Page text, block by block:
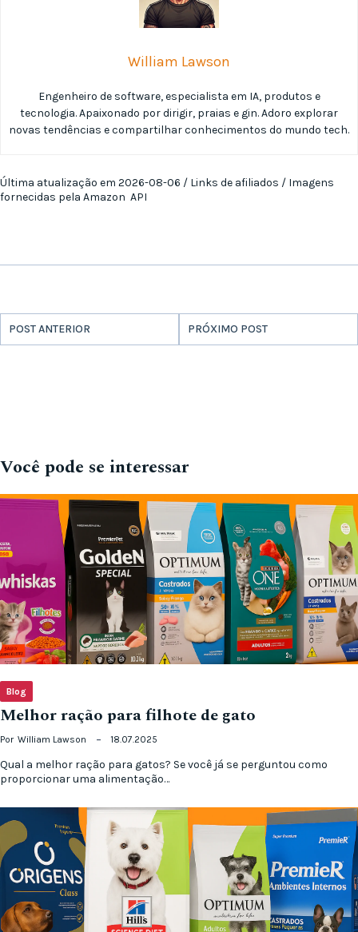
William Lawson
Engenheiro de software, especialista em IA, produtos e
tecnologia. Apaixonado por dirigir, praias e gin. Adoro explorar
novas tendências e compartilhar conhecimentos do mundo tech.
Última atualização em 2026-08-06 / Links de afiliados / Imagens
fornecidas pela Amazon API
POST ANTERIOR PRÓXIMO POST
Você pode se interessar
Blog
Melhor ração para filhote de gato
Por William Lawson 18.07.2025
Qual a melhor ração para gatos? Se você já se perguntou como
proporcionar uma alimentação…